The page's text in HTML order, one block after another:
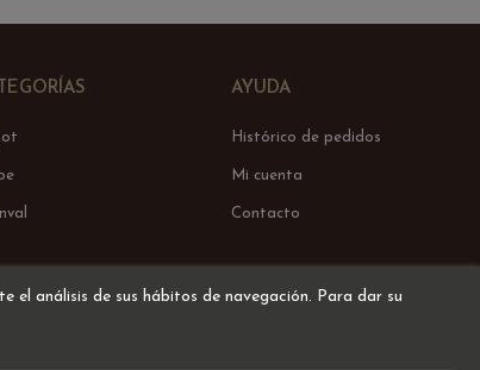
AYUDA
Histórico de pedidos
Mi cuenta
Contacto
el análisis de sus hábitos de navegación. Para dar su